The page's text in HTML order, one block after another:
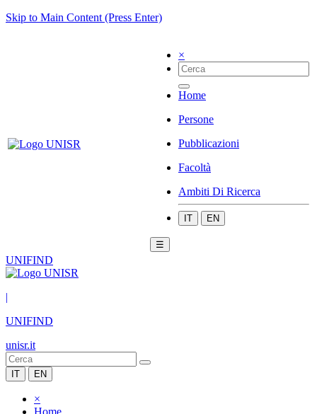
Skip to Main Content (Press Enter)
×
Home
Persone
Pubblicazioni
Facoltà
Ambiti Di Ricerca
IT EN
☰
UNIFIND
|
UNIFIND
unisr.it
IT EN
×
Home